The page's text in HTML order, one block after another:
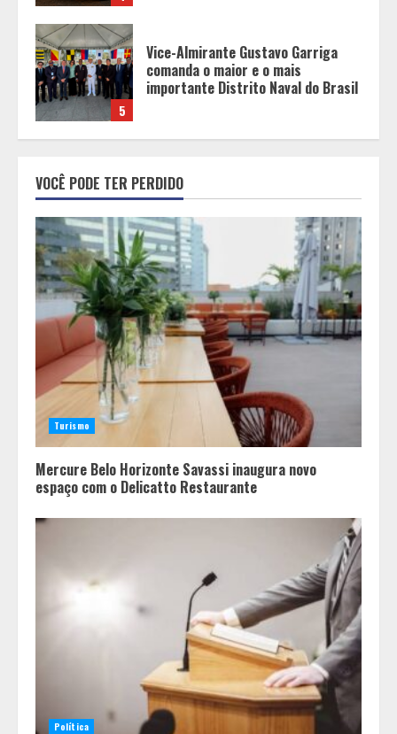
1
Mercure Belo Horizonte Savassi
inaugura novo espaço com o
Delicatto Restaurante
2
Políticas que Nasceram no Amapá e
Viraram Políticas Nacionais
3
Alpinismo nas redes sociais: a
ciência por trás do BIRGing e do
CORFing praticados na internet
Fui impactado, agora é tarde!
VOCÊ PODE TER PERDIDO
Turismo
Mercure Belo Horizonte Savassi inaugura novo
espaço com o Delicatto Restaurante
Política